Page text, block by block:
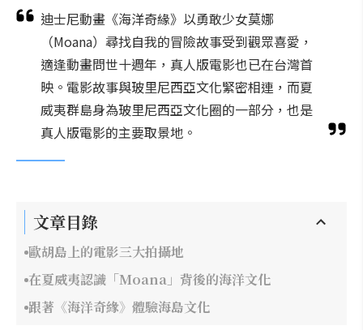
迪士尼動畫《海洋奇緣》以勇敢少女莫娜
（Moana）尋找自我的冒險故事受到觀眾喜愛，
適逢動畫問世十週年，真人版電影也已在台灣首
映。電影故事與玻里尼西亞文化緊密相連，而夏
威夷群島身為玻里尼西亞文化圈的一部分，也是
真人版電影的主要取景地。
文章目錄
歐胡島上的電影三大拍攝地
在夏威夷認識「Moana」背後的海洋文化
跟著《海洋奇緣》體驗海島文化